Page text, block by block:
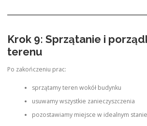
Krok 9: Sprzątanie i
terenu
Po zakończeniu prac:
sprzątamy teren wokół budynku
usuwamy wszystkie zanieczyszczenia
pozostawiamy miejsce w idealnym stanie